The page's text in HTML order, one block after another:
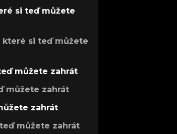
si teď můžete
které si teď můžete
můžete zahrát
můžete zahrát
zahrát
můžete zahrát